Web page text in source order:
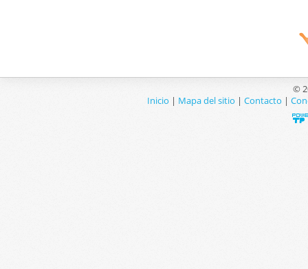
©
Inicio | Mapa del sitio | Contacto |